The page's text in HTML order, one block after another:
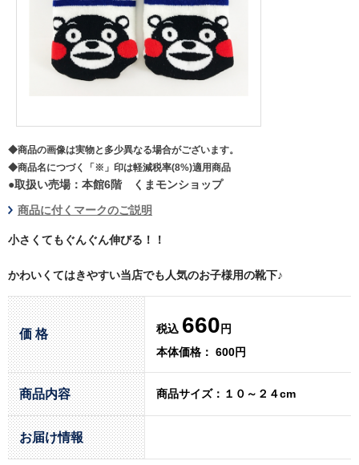
◆商品の画像は実物と多少異なる場合がございます。
◆商品名につづく「※」印は軽減税率(8%)適用商品
●取扱い売場：本館6階 くまモンショップ
商品に付くマークのご説明
小さくてもぐんぐん伸びる！！
かわいくてはきやすい当店でも人気のお子様用の靴下♪
価 格 税込 660 円
本体価格： 600円
商品内容 商品サイズ：１０～２４cm
お届け情報